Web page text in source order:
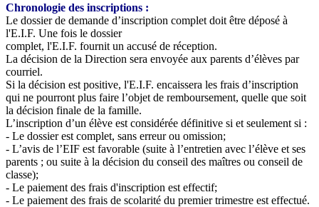
Chronologie des inscriptions :
Le dossier de demande d’inscription complet doit être déposé à
l'E.I.F. Une fois le dossier
complet, l'E.I.F. fournit un accusé de réception.
La décision de la Direction sera envoyée aux parents d’élèves par
courriel.
Si la décision est positive, l'E.I.F. encaissera les frais d’inscription
qui ne pourront plus faire l’objet de remboursement, quelle que soit
la décision finale de la famille.
L’inscription d’un élève est considérée définitive si et seulement si :
- Le dossier est complet, sans erreur ou omission;
- L’avis de l’EIF est favorable (suite à l’entretien avec l’élève et ses
parents ; ou suite à la décision du conseil des maîtres ou conseil de
classe);
- Le paiement des frais d'inscription est effectif;
- Le paiement des frais de scolarité du premier trimestre est effectué.